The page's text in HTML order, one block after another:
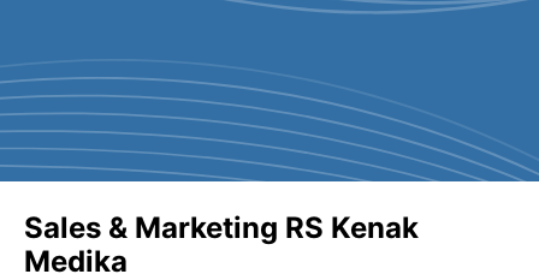
Sales & Marketing RS Kenak
Medika